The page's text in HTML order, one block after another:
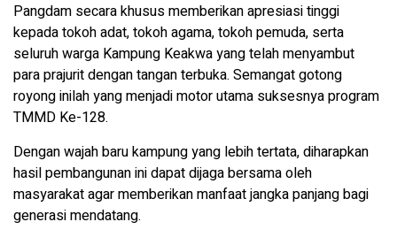
Pangdam secara khusus memberikan apresiasi tinggi
kepada tokoh adat, tokoh agama, tokoh pemuda, serta
seluruh warga Kampung Keakwa yang telah menyambut
para prajurit dengan tangan terbuka. Semangat gotong
royong inilah yang menjadi motor utama suksesnya program
TMMD Ke-128.
Dengan wajah baru kampung yang lebih tertata, diharapkan
hasil pembangunan ini dapat dijaga bersama oleh
masyarakat agar memberikan manfaat jangka panjang bagi
generasi mendatang.